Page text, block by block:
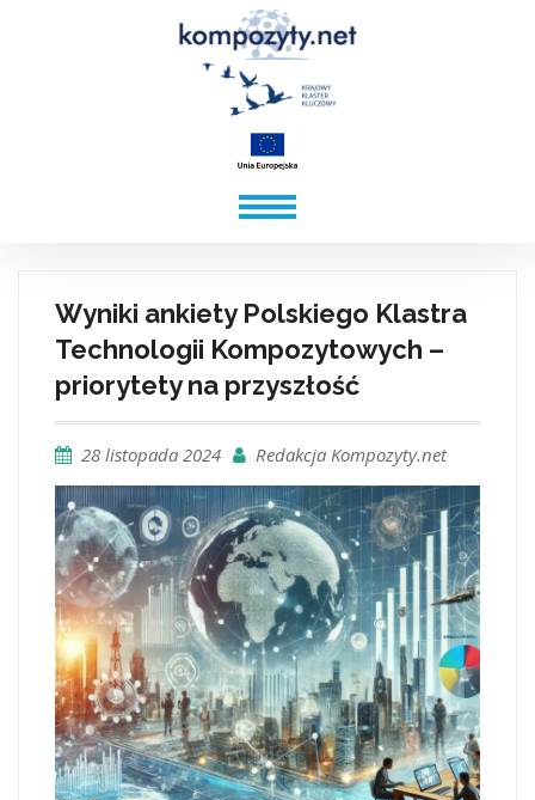
Wyniki ankiety Polskiego Klastra
Technologii Kompozytowych –
priorytety na przyszłość
28 listopada 2024 Redakcja Kompozyty.net